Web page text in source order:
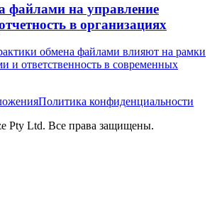
файлами на управление
в организациях
обмена файлами влияют на рамки
и ответственность в современных
Политика конфиденциальности
Pty Ltd. Все права защищены.